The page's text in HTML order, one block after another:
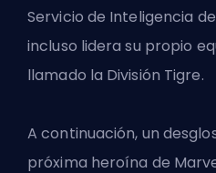
Servicio de Inteligencia
incluso lidera su propio
llamado la División Tigre.
A continuación, un
próxima heroína de